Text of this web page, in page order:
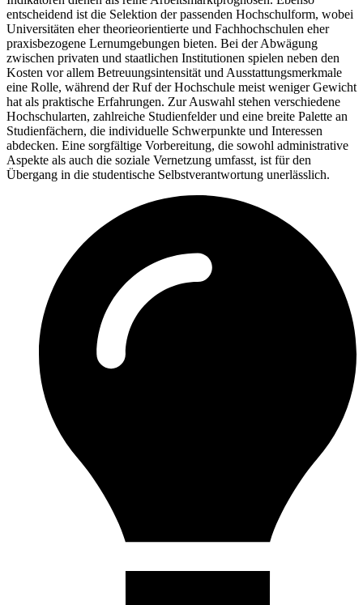
entscheidend ist die Selektion der passenden Hochschulform, wobei
Universitäten eher theorieorientierte und Fachhochschulen eher
praxisbezogene Lernumgebungen bieten. Bei der Abwägung
zwischen privaten und staatlichen Institutionen spielen neben den
Kosten vor allem Betreuungsintensität und Ausstattungsmerkmale
eine Rolle, während der Ruf der Hochschule meist weniger Gewicht
hat als praktische Erfahrungen. Zur Auswahl stehen verschiedene
Hochschularten, zahlreiche Studienfelder und eine breite Palette an
Studienfächern, die individuelle Schwerpunkte und Interessen
abdecken. Eine sorgfältige Vorbereitung, die sowohl administrative
Aspekte als auch die soziale Vernetzung umfasst, ist für den
Übergang in die studentische Selbstverantwortung unerlässlich.